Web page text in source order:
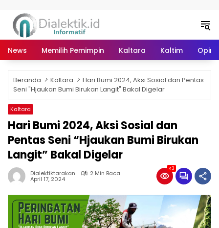
News Memilih Pemimpin Kaltara Kaltim Opini
Beranda Kaltara
Hari Bumi 2024, Aksi Sosial dan Pentas
Seni "Hjaukan Bumi Birukan Langit" Bakal Digelar
Kaltara
Hari Bumi 2024, Aksi Sosial dan
Pentas Seni “Hjaukan Bumi Birukan
Langit” Bakal Digelar
Dialektiktarakan 2 Min Baca
April 17, 2024
43